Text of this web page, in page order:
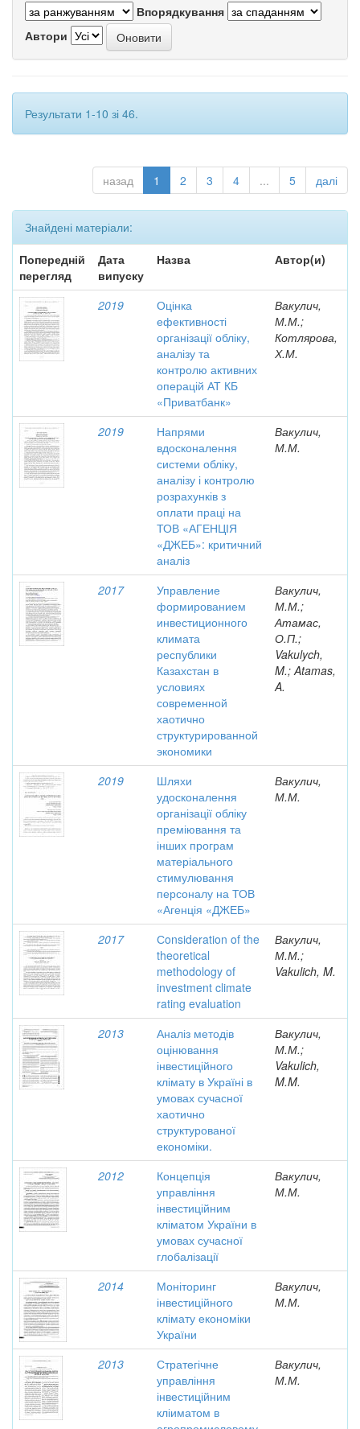
Впорядкування
Автори
Результати 1-10 зі 46.
назад 1 2 3 4 ... 5 далі
Знайдені матеріали:
Попередній
перегляд
Дата
випуску
Назва Автор(и)
2019
Оцінка
ефективності
організації обліку,
аналізу та
контролю активних
операцій АТ КБ
«Приватбанк»
Вакулич,
М.М.;
Котлярова,
Х.М.
2019
Напрями
вдосконалення
системи обліку,
аналізу і контролю
розрахунків з
оплати праці на
ТОВ «АГЕНЦІЯ
«ДЖЕБ»: критичний
аналіз
Вакулич,
М.М.
2017
Управление
формированием
инвестиционного
климата
республики
Казахстан в
условиях
современной
хаотично
структурированной
экономики
Вакулич,
М.М.;
Атамас,
О.П.;
Vakulych,
M.; Atamas,
A.
2019
Шляхи
удосконалення
організації обліку
преміювання та
інших програм
матеріального
стимулювання
персоналу на ТОВ
«Агенція «ДЖЕБ»
Вакулич,
М.М.
2017
Сonsideration of the
theoretical
methodology of
investment climate
rating evaluation
Вакулич,
М.М.;
Vakulich, M.
2013
Аналіз методів
оцінювання
інвестиційного
клімату в Україні в
умовах сучасної
хаотично
структурованої
економіки.
Вакулич,
М.М.;
Vakulich,
M.M.
2012
Концепція
управління
інвестиційним
кліматом України в
умовах сучасної
глобалізації
Вакулич,
М.М.
2014
Моніторинг
інвестиційного
клімату економіки
України
Вакулич,
М.М.
2013
Стратегічне
управління
інвестиційним
кліиматом в
Вакулич,
М.М.